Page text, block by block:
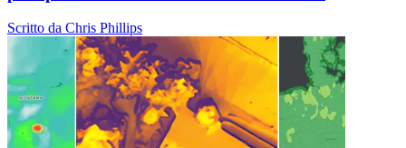
Scritto da Chris Phillips